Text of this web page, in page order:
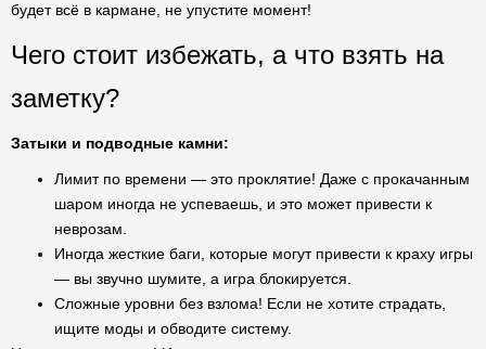
будет всё в кармане, не упустите момент!
Чего стоит избежать, а что взять на
заметку?
Затыки и подводные камни:
Лимит по времени — это проклятие! Даже с прокачанным
шаром иногда не успеваешь, и это может привести к
неврозам.
Иногда жесткие баги, которые могут привести к краху игры
— вы звучно шумите, а игра блокируется.
Сложные уровни без взлома! Если не хотите страдать,
ищите моды и обводите систему.